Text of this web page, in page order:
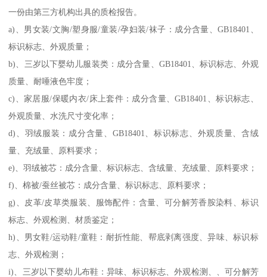
一份由第三方机构出具的质检报告。
a)、男女装/文胸/塑身服/童装/孕妇装/袜子：成分含量、GB18401、
标识标志、外观质量；
b)、三岁以下婴幼儿服装类：成分含量、GB18401、标识标志、外观
质量、耐唾液色牢度；
c)、家居服/保暖内衣/床上套件：成分含量、GB18401、标识标志、
外观质量、水洗尺寸变化率；
d)、羽绒服装：成分含量、GB18401、标识标志、外观质量、含绒
量、充绒量、原料要求；
e)、羽绒被芯：成分含量、标识标志、含绒量、充绒量、原料要求；
f)、棉被/蚕丝被芯：成分含量、标识标志、原料要求；
g)、皮革/皮草类服装、服饰配件：含量、可分解芳香胺染料、标识
标志、外观检测、材质鉴定；
h)、男女鞋/运动鞋/童鞋：耐折性能、帮底剥离强度、异味、标识标
志、外观检测；
i)、三岁以下婴幼儿布鞋：异味、标识标志、外观检测、、可分解芳